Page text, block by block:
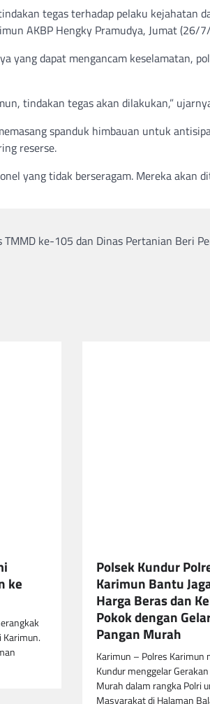
tegas terhadap pelaku kejahatan
AKBP Hengky Pramudya, Jumat (26/
yang dapat mengancam keselamatan,
tindakan tegas akan dilakukan,”
spanduk himbauan untuk
reserse.
yang tidak berseragam. Mereka akan
TMMD ke-105 dan Dinas Pertanian Beri
ke
Karimun.
Polsek Kundur
Karimun Bantu
Harga Beras dan
Pokok dengan
Pangan Murah
Karimun – Polres Karimun
Kundur menggelar
Murah dalam rangka Polri
Masyarakat di Halaman